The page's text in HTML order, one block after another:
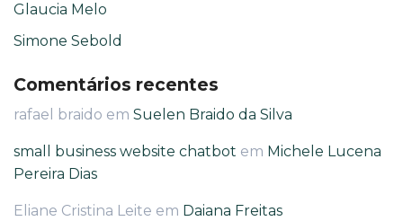
Glaucia Melo
Simone Sebold
Comentários recentes
rafael braido em Suelen Braido da Silva
small business website chatbot em Michele Lucena
Pereira Dias
Eliane Cristina Leite em Daiana Freitas